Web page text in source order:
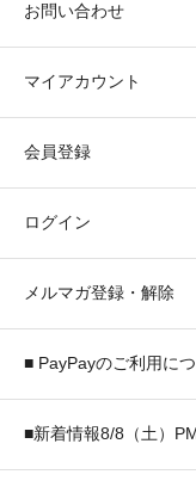
お問い合わせ
マイアカウント
会員登録
ログイン
メルマガ登録・解除
■ PayPayのご利用に
■新着情報8/8（土）